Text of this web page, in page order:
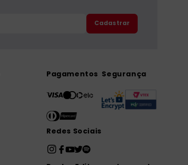
Cadastrar
Pagamentos Segurança
Redes Sociais